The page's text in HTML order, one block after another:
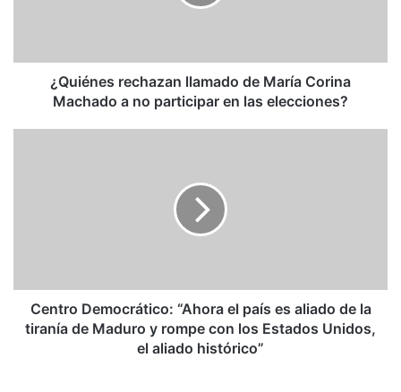
no
participar¿Quiénes rechazan llamado de María Corina
Machado a no participar en las elecciones?
la
tiranía
de
Centro Democrático: “Ahora el país es aliado de la
tiranía de Maduro y rompe con los Estados Unidos,
el aliado histórico”